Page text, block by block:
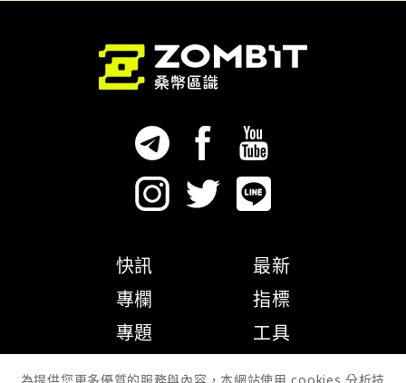
快訊
專欄
專題
最新
指標
工具